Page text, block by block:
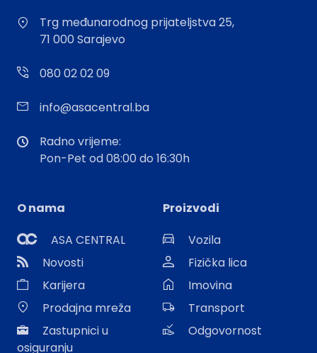
Trg međunarodnog prijateljstva 25,
71 000 Sarajevo
080 02 02 09
info@asacentral.ba
Radno vrijeme:
Pon-Pet od 08:00 do 16:30h
O nama
ASA CENTRAL
Novosti
Karijera
Prodajna mreža
Zastupnici u
osiguranju
Proizvodi
Vozila
Fizička lica
Imovina
Transport
Odgovornost